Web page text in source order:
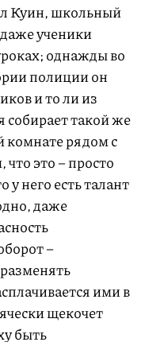
Куин, школьный
ученики
однажды во
полиции он
и то ли из
собирает такой же
комнате рядом с
это – просто
у него есть талант
даже
–
ими в
щекочет
быть